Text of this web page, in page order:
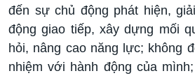
đến sự chủ động phát hiện,
động giao tiếp, xây dựng mối
hỏi, nâng cao năng lực; không
nhiệm với hành động của